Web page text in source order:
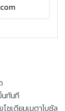
นทันที
ซเดียมเมตาไบซัล